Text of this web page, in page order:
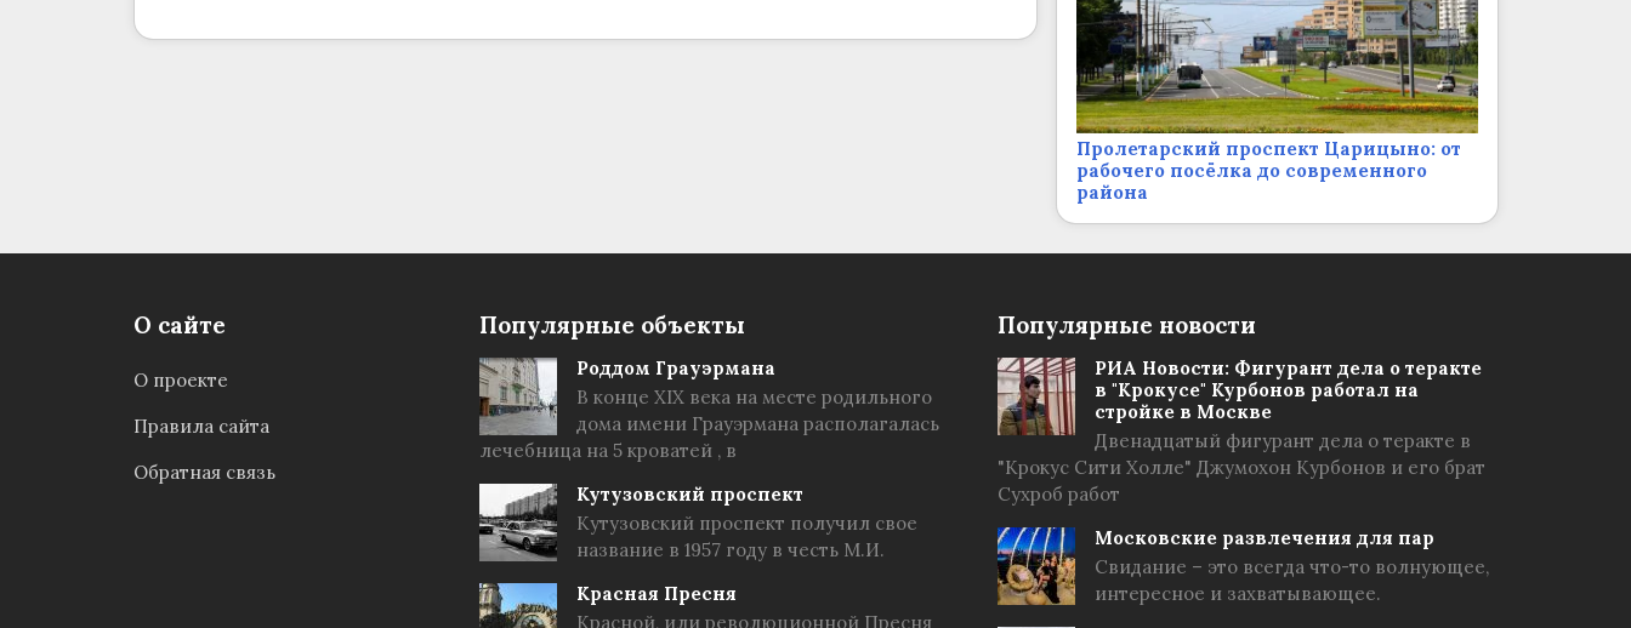
Пролетарский проспект Царицыно: от
рабочего посёлка до современного
района
О сайте
О проекте
Правила сайта
Обратная связь
Популярные объекты
Роддом Грауэрмана
В конце XIX века на месте родильного
дома имени Грауэрмана располагалась
лечебница на 5 кроватей , в
Кутузовский проспект
Кутузовский проспект получил свое
название в 1957 году в честь М.И.
Красная Пресня
Красной, или революционной Пресня
Популярные новости
РИА Новости: Фигурант дела о теракте
в "Крокусе" Курбонов работал на
стройке в Москве
Двенадцатый фигурант дела о теракте в
"Крокус Сити Холле" Джумохон Курбонов и его брат
Сухроб работ
Московские развлечения для пар
Свидание – это всегда что-то волнующее,
интересное и захватывающее.